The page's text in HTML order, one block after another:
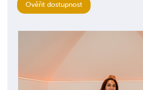
Ověřit dostupnost